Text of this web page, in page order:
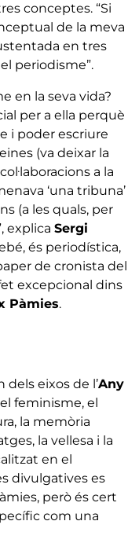
conceptes. “Si
de la meva
en tres
periodisme”.
en la seva vida?
per a ella perquè
i poder escriure
(va deixar la
a la
‘una tribuna’
(a les quals, per
explica Sergi
és periodística,
de cronista del
excepcional dins
Pàmies.
eixos de l’Any
feminisme, el
la memòria
la vellesa i la
en el
divulgatives es
però és cert
com una